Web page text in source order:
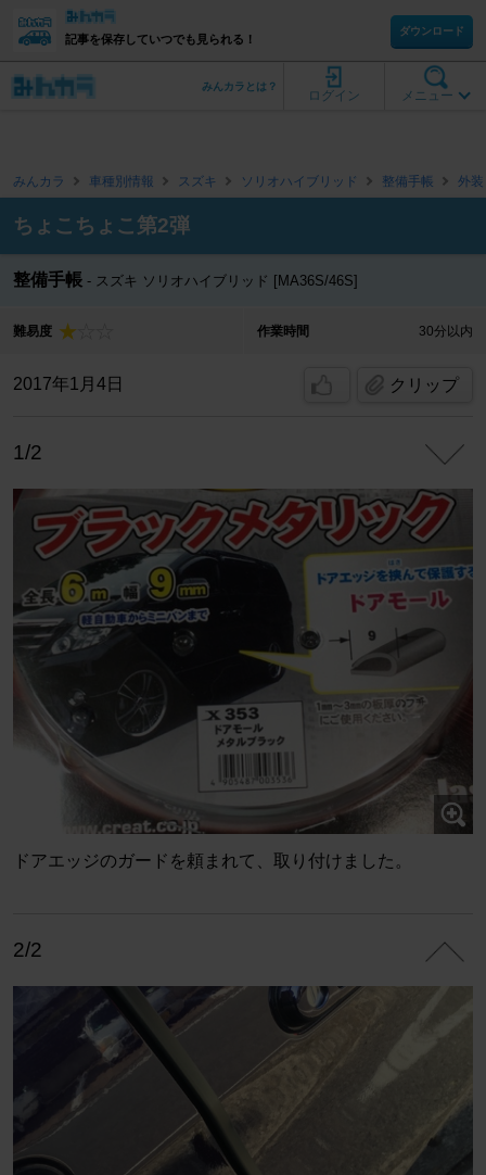
記事を保存していつでも見られる！
ダウンロード
メニュー
ログイン
みんカラとは？
みんカラ 車種別情報 スズキ ソリオハイブリッド 整備手帳 外装
ちょこちょこ第2弾
整備手帳 スズキ ソリオハイブリッド [MA36S/46S]
難易度 作業時間 30分以内
2017年1月4日 クリップ
1/2
ドアエッジのガードを頼まれて、取り付けました。
2/2